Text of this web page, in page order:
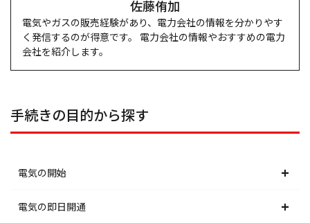
佐藤侑加
電気やガスの販売経験があり、電力会社の情報を分かりやす
く発信するのが得意です。 電力会社の情報やおすすめの電力
会社を紹介します。
手続きの目的から探す
電気の開始
北海道電力エリア
電気の即日開通